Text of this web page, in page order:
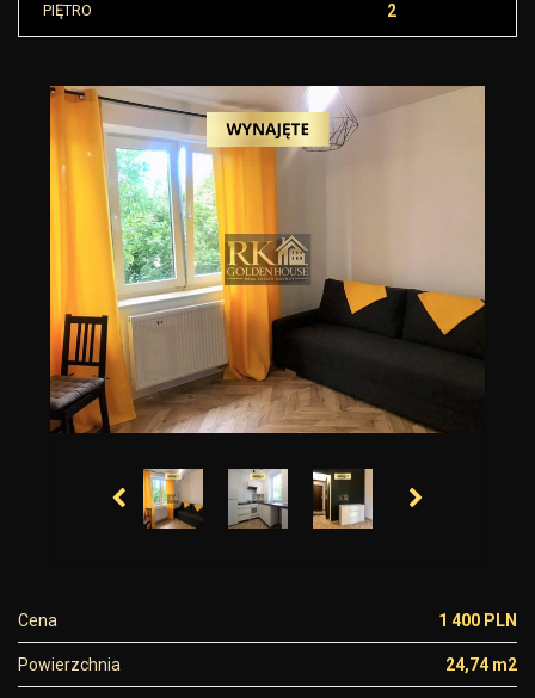
PIĘTRO 2
Cena 1 400 PLN
Powierzchnia 24,74 m2